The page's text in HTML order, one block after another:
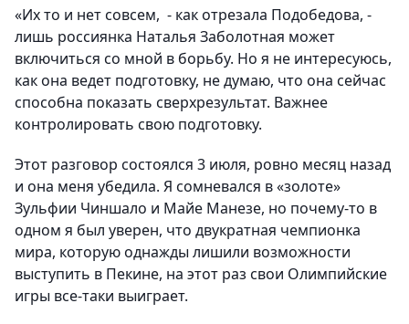
«Их то и нет совсем, - как отрезала Подобедова, -
лишь россиянка Наталья Заболотная может
включиться со мной в борьбу. Но я не интересуюсь,
как она ведет подготовку, не думаю, что она сейчас
способна показать сверхрезультат. Важнее
контролировать свою подготовку.
Этот разговор состоялся 3 июля, ровно месяц назад
и она меня убедила. Я сомневался в «золоте»
Зульфии Чиншало и Майе Манезе, но почему-то в
одном я был уверен, что двукратная чемпионка
мира, которую однажды лишили возможности
выступить в Пекине, на этот раз свои Олимпийские
игры все-таки выиграет.